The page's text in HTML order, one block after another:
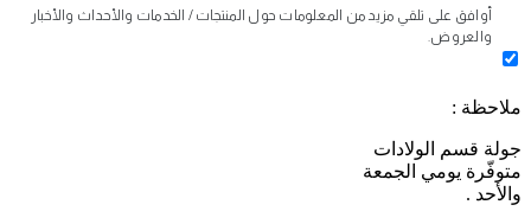
أوافق على تلقي مزيد من المعلومات حول المنتجات / الخدمات والأحداث والأخبار
والعروض.
ملاحظة :
جولة قسم الولادات
متوفّرة يومي الجمعة
والأحد .